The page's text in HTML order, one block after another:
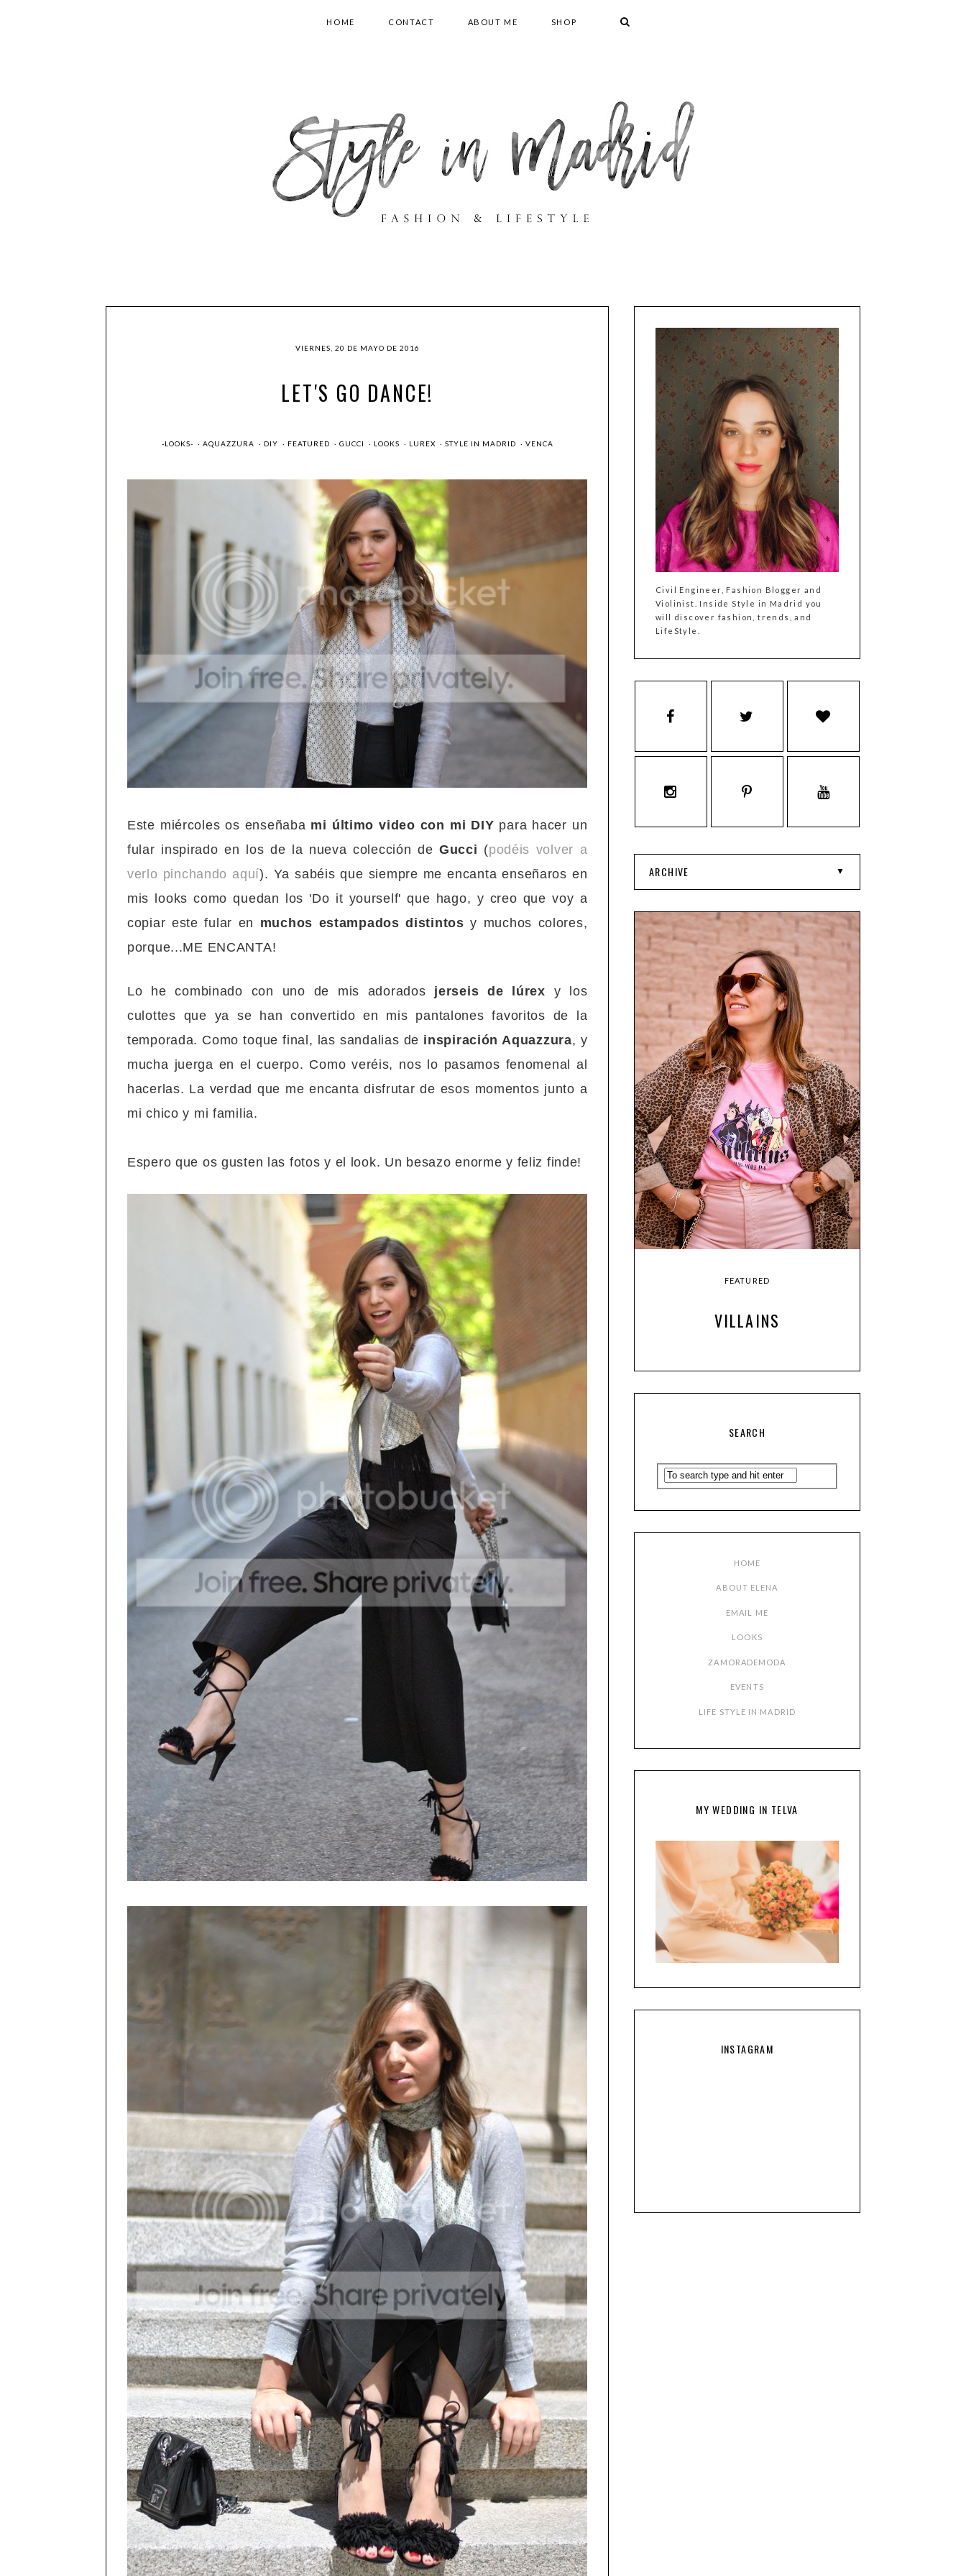
HOME CONTACT ABOUT ME SHOP
VIERNES, 20 DE MAYO DE 2016
LET'S GO DANCE!
-LOOKS- · AQUAZZURA · DIY · FEATURED · GUCCI · LOOKS · LUREX · STYLE IN MADRID · VENCA
Este miércoles os enseñaba mi último video con mi DIY para hacer un
fular inspirado en los de la nueva colección deGucci (podéis volver a
verlo pinchando aquí). Ya sabéis que siempre me encanta enseñaros en
mis looks como quedan los 'Do it yourself' que hago, y creo que voy a
copiar este fular en muchos estampados distintos y muchos colores,
porque...ME ENCANTA!
Lo he combinado con uno de mis adorados jerseis de lúrex y los
culottes que ya se han convertido en mis pantalones favoritos de la
temporada. Como toque final, las sandalias de inspiración Aquazzura, y
mucha juerga en el cuerpo. Como veréis, nos lo pasamos fenomenal al
hacerlas. La verdad que me encanta disfrutar de esos momentos junto a
mi chico y mi familia.
Espero que os gusten las fotos y el look. Un besazo enorme y feliz finde!
Civil Engineer, Fashion Blogger and
Violinist. Inside Style in Madrid you
will discover fashion, trends, and
LifeStyle.
ARCHIVE
FEATURED
VILLAINS
SEARCH
HOME
ABOUT ELENA
EMAIL ME
LOOKS
ZAMORADEMODA
EVENTS
LIFE STYLE IN MADRID
MY WEDDING IN TELVA
INSTAGRAM